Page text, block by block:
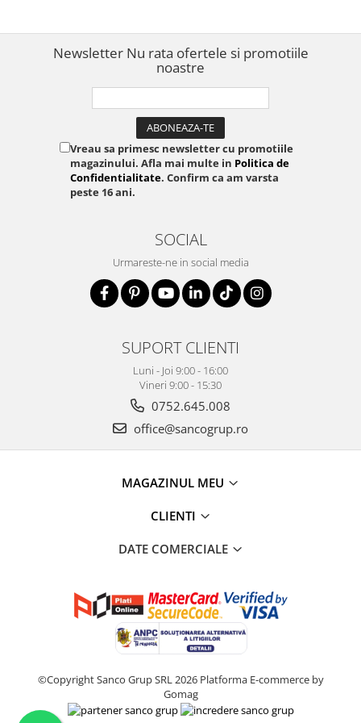
Newsletter Nu rata ofertele si promotiile
noastre
Vreau sa primesc newsletter cu promotiile
magazinului. Afla mai multe in Politica de
Confidentialitate. Confirm ca am varsta
peste 16 ani.
SOCIAL
Urmareste-ne in social media
SUPORT CLIENTI
Luni - Joi 9:00 - 16:00
Vineri 9:00 - 15:30
0752.645.008
office@sancogrup.ro
MAGAZINUL MEU
CLIENTI
DATE COMERCIALE
©Copyright Sanco Grup SRL 2026 Platforma E-commerce by
Gomag